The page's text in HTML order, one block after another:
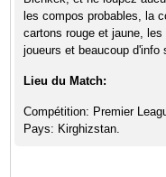
les compos probables, la
cartons rouge et jaune,
joueurs et beaucoup d'info
Lieu du Match:
Compétition: Premier
Pays: Kirghizstan.